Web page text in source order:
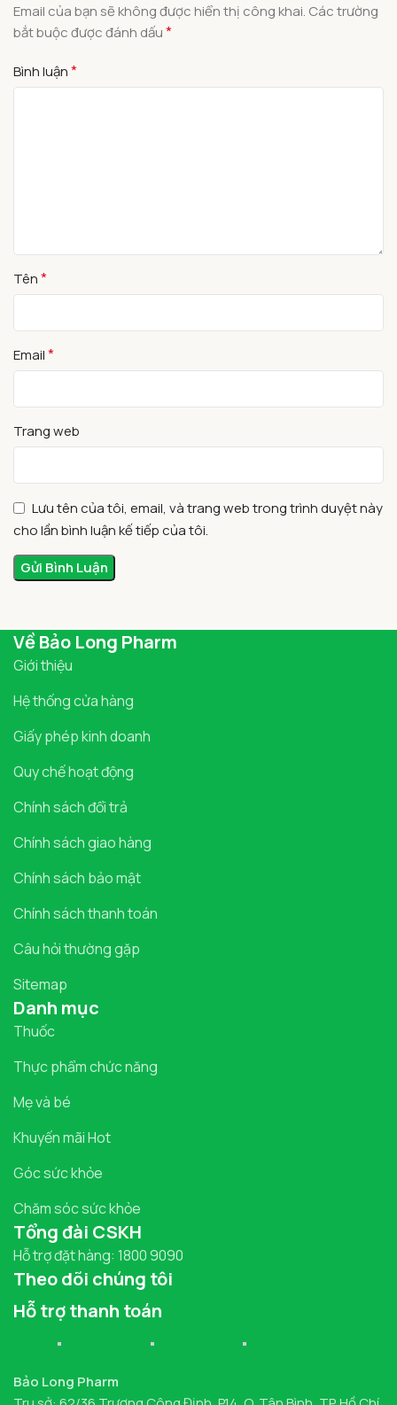
Email của bạn sẽ không được hiển thị công khai. Các trường
bắt buộc được đánh dấu*
Bình luận*
Tên*
Email*
Trang web
Lưu tên của tôi, email, và trang web trong trình duyệt này
cho lần bình luận kế tiếp của tôi.
Về Bảo Long Pharm
Giới thiệu
Hệ thống cửa hàng
Giấy phép kinh doanh
Quy chế hoạt động
Chính sách đổi trả
Chính sách giao hàng
Chính sách bảo mật
Chính sách thanh toán
Câu hỏi thường gặp
Sitemap
Danh mục
Thuốc
Thực phẩm chức năng
Mẹ và bé
Khuyến mãi Hot
Góc sức khỏe
Chăm sóc sức khỏe
Tổng đài CSKH
Hỗ trợ đặt hàng: 1800 9090
Theo dõi chúng tôi
Hỗ trợ thanh toán
Bảo Long Pharm